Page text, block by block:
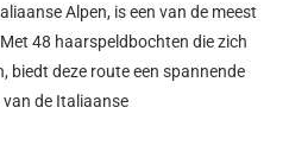
Alpen, is een van de meest
48 haarspeldbochten die zich
biedt deze route een spannende
de Italiaanse